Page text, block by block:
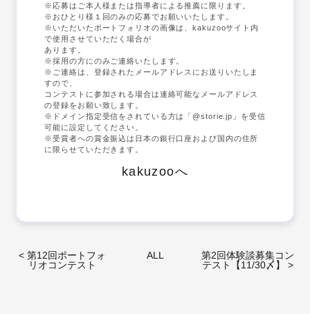
※応募はご本人様または指導者による推薦に限ります。
※おひとり様１回のみの応募でお願いいたします。
※いただいたポートフォリオの画像は、kakuzooサイト内
で使用させていただく場合が
あります。
※採用の方にのみご連絡いたします。
※ご連絡は、登録されたメールアドレスにお送りいたしま
すので、
コンテストに参加される場合は連絡可能なメールアドレス
の登録をお願い致します。
※ドメイン指定受信をされている方は「@storie.jp」を受信
可能に設定してください。
※受賞者への賞金振込は日本の銀行口座および国内の住所
に限らせていただきます。
kakuzooへ
< 第12回ポートフォ
リオコンテスト
ALL
第2回体験談募集コン
テスト【11/30〆】
>